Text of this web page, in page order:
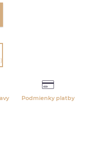
)
Podmienky platby